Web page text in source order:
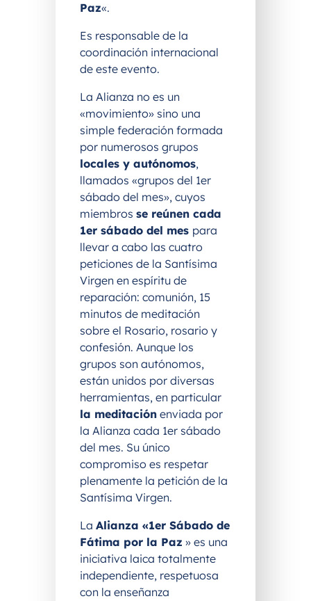
Paz«.
Es responsable de la
coordinación internacional
de este evento.
La Alianza no es un
«movimiento» sino una
simple federación formada
por numerosos grupos
locales y autónomos,
llamados «grupos del 1er
sábado del mes», cuyos
miembrosse reúnen cada
1er sábado del mes para
llevar a cabo las cuatro
peticiones de la Santísima
Virgen en espíritu de
reparación: comunión, 15
minutos de meditación
sobre el Rosario, rosario y
confesión. Aunque los
grupos son autónomos,
están unidos por diversas
herramientas, en particular
la meditación enviada por
la Alianza cada 1er sábado
del mes. Su único
compromiso es respetar
plenamente la petición de la
Santísima Virgen.
LaAlianza «1er Sábado de
Fátima por la Paz » es una
iniciativa laica totalmente
independiente, respetuosa
con la enseñanza